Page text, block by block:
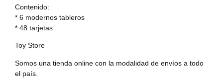
Contenido:
* 6 modernos tableros
* 48 tarjetas
Toy Store
Somos una tienda online con la modalidad de envíos a todo
el país.